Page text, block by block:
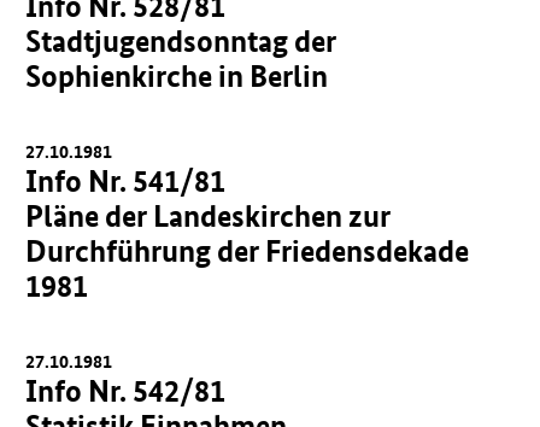
Stadtjugendsonntag der
Sophienkirche in Berlin
27.10.1981
Info Nr. 541/81
Pläne der Landeskirchen zur
Durchführung der Friedensdekade
1981
27.10.1981
Info Nr. 542/81